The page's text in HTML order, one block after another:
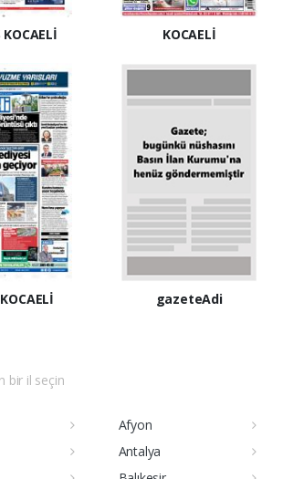
KOCAELİ KOCAELİ
gazeteAdi
bir il seçin
Afyon
Antalya